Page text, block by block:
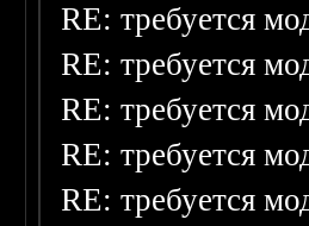
RE: требуется
RE: требуется
RE: требуется
RE: требуется
RE: требуется